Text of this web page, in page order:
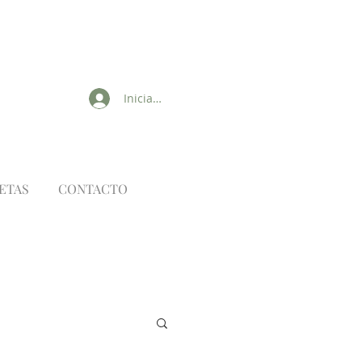
Iniciar sesión
CONTACTO